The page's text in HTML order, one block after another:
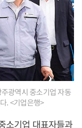
광역시 중소기업 자동
. <기업은행>
소기업 대표자들과